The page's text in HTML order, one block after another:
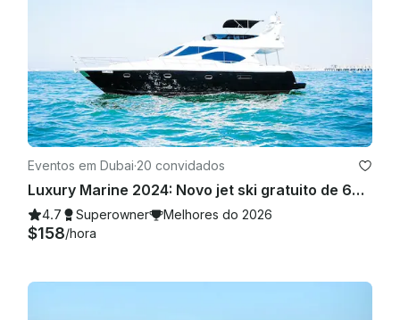
Eventos em Dubai·20 convidados
Luxury Marine 2024: Novo jet ski gratuito de 60 pés, terraço para banhos de sol espaçoso em Dubai, a melhor oferta
4.7 Superowner Melhores do 2026
$158/hora